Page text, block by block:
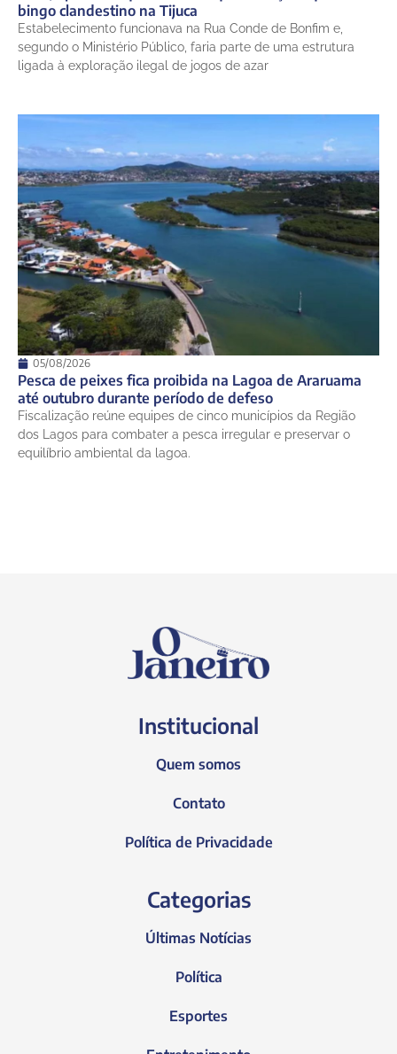
bingo clandestino na Tijuca
Estabelecimento funcionava na Rua Conde de Bonfim e,
segundo o Ministério Público, faria parte de uma estrutura
ligada à exploração ilegal de jogos de azar
05/08/2026
Pesca de peixes fica proibida na Lagoa de Araruama
até outubro durante período de defeso
Fiscalização reúne equipes de cinco municípios da Região
dos Lagos para combater a pesca irregular e preservar o
equilíbrio ambiental da lagoa.
Institucional
Quem somos
Contato
Política de Privacidade
Categorias
Últimas Notícias
Política
Esportes